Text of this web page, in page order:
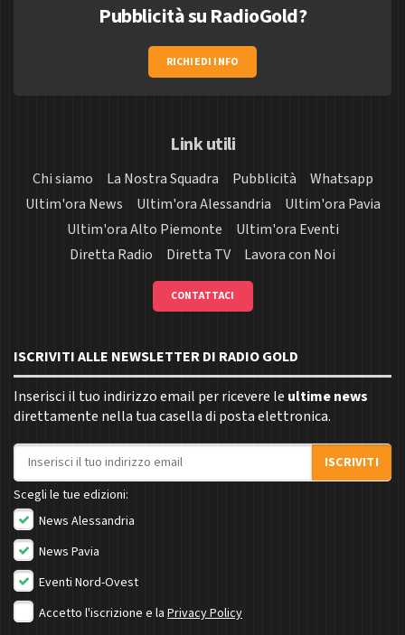
Pubblicità su RadioGold?
RICHIEDI INFO
Link utili
Chi siamo La Nostra Squadra Pubblicità
Whatsapp
Ultim'ora News
Ultim'ora Alessandria
Ultim'ora Pavia
Ultim'ora Alto Piemonte
Ultim'ora Eventi
Diretta Radio
Diretta TV Lavora con Noi
CONTATTACI
ISCRIVITI ALLE NEWSLETTER DI RADIO GOLD
Inserisci il tuo indirizzo email per ricevere le ultime news
direttamente nella tua casella di posta elettronica.
Indirizzo email
ISCRIVITI
Scegli le tue edizioni:
News Alessandria
News Pavia
Eventi Nord-Ovest
Accetto l'iscrizione e la Privacy Policy